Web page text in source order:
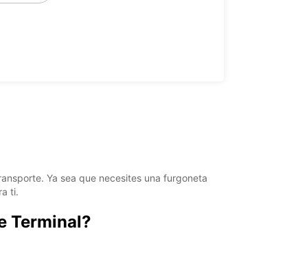
Ya sea que necesites una furgoneta
ti.
Terminal?